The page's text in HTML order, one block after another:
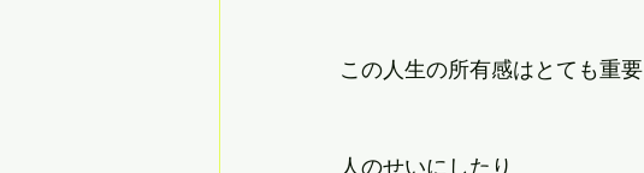
この人生の所有感はとても重要
人のせいにしたり